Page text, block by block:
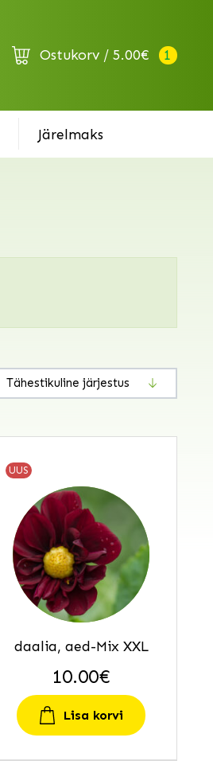
Ostukorv 5.00€ 1
Järelmaks
UUS
daalia, aed-Mix XXL
10.00€
Lisa korvi